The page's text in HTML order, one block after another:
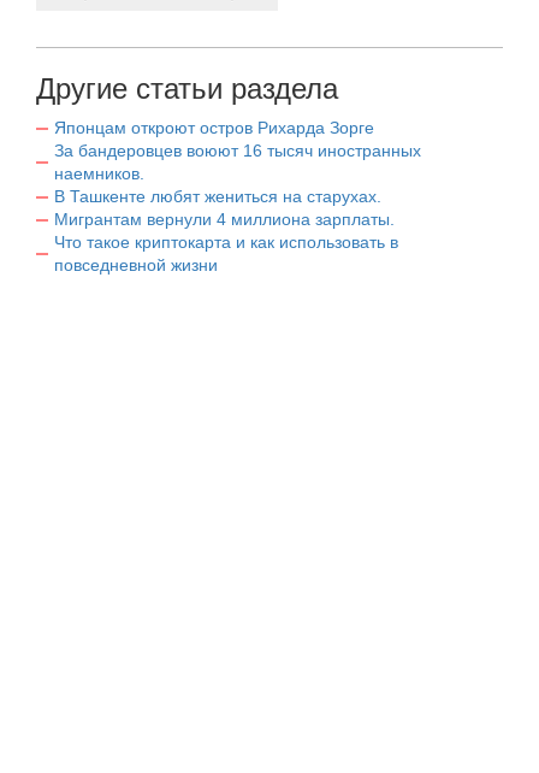
Другие статьи раздела
Японцам откроют остров Рихарда Зорге
За бандеровцев воюют 16 тысяч иностранных
наемников.
В Ташкенте любят жениться на старухах.
Мигрантам вернули 4 миллиона зарплаты.
Что такое криптокарта и как использовать в
повседневной жизни